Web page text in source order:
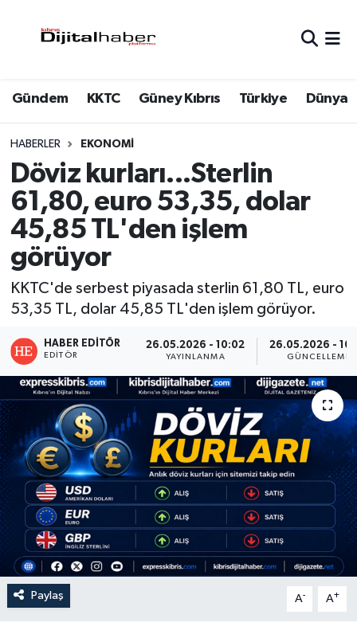
Gündem KKTC Güney Kıbrıs Türkiye Dünya
HABERLER EKONOMI
Döviz kurları...Sterlin
61,80, euro 53,35, dolar
45,85 TL'den işlem
görüyor
KKTC'de serbest piyasada sterlin 61,80 TL, euro
53,35 TL, dolar 45,85 TL'den işlem görüyor.
HABER EDITÖR
EDITÖR
26.05.2026 - 10:02
YAYINLANMA
26.05.2026 -
GÜNCELLEME
Paylaş A- A+
Trafik Durumu
Süper Lig Puan Durumu ve Fikstür
Tüm Manşetler
Son Dakika Haberleri
Haber Arşivi